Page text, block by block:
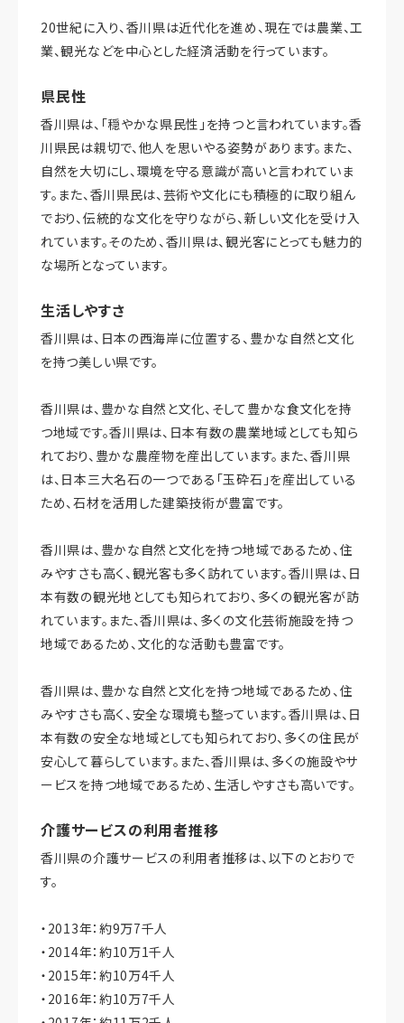
20世紀に入り、香川県は近代化を進め、現在では農業、工
業、観光などを中心とした経済活動を行っています。
県民性
香川県は、「穏やかな県民性」を持つと言われています。香
川県民は親切で、他人を思いやる姿勢があります。また、
自然を大切にし、環境を守る意識が高いと言われていま
す。また、香川県民は、芸術や文化にも積極的に取り組ん
でおり、伝統的な文化を守りながら、新しい文化を受け入
れています。そのため、香川県は、観光客にとっても魅力的
な場所となっています。
生活しやすさ
香川県は、日本の西海岸に位置する、豊かな自然と文化
を持つ美しい県です。
香川県は、豊かな自然と文化、そして豊かな食文化を持
つ地域です。香川県は、日本有数の農業地域としても知ら
れており、豊かな農産物を産出しています。また、香川県
は、日本三大名石の一つである「玉砕石」を産出している
ため、石材を活用した建築技術が豊富です。
香川県は、豊かな自然と文化を持つ地域であるため、住
みやすさも高く、観光客も多く訪れています。香川県は、日
本有数の観光地としても知られており、多くの観光客が訪
れています。また、香川県は、多くの文化芸術施設を持つ
地域であるため、文化的な活動も豊富です。
香川県は、豊かな自然と文化を持つ地域であるため、住
みやすさも高く、安全な環境も整っています。香川県は、日
本有数の安全な地域としても知られており、多くの住民が
安心して暮らしています。また、香川県は、多くの施設やサ
ービスを持つ地域であるため、生活しやすさも高いです。
介護サービスの利用者推移
香川県の介護サービスの利用者推移は、以下のとおりで
す。
・2013年：約9万7千人
・2014年：約10万1千人
・2015年：約10万4千人
・2016年：約10万7千人